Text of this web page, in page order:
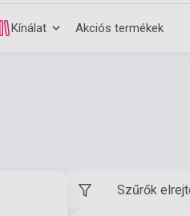
Kínálat Akciós termékek
Szűrők